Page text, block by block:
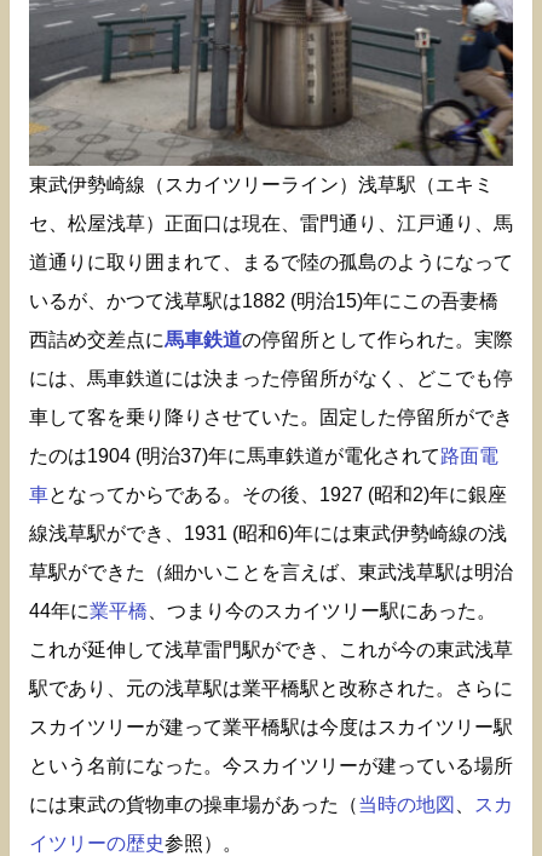
東武伊勢崎線（スカイツリーライン）浅草駅（エキミ
セ、松屋浅草）正面口は現在、雷門通り、江戸通り、馬
道通りに取り囲まれて、まるで陸の孤島のようになって
いるが、かつて浅草駅は1882 (明治15)年にこの吾妻橋
西詰め交差点に馬車鉄道の停留所として作られた。実際
には、馬車鉄道には決まった停留所がなく、どこでも停
車して客を乗り降りさせていた。固定した停留所ができ
たのは1904 (明治37)年に馬車鉄道が電化されて路面電
車となってからである。その後、1927 (昭和2)年に銀座
線浅草駅ができ、1931 (昭和6)年には東武伊勢崎線の浅
草駅ができた（細かいことを言えば、東武浅草駅は明治
44年に業平橋 、つまり今のスカイツリー駅にあった。
これが延伸して浅草雷門駅ができ、これが今の東武浅草
駅であり、元の浅草駅は業平橋駅と改称された。さらに
スカイツリーが建って業平橋駅は今度はスカイツリー駅
という名前になった。今スカイツリーが建っている場所
には東武の貨物車の操車場があった（当時の地図
スカ
イツリーの歴史参照）。